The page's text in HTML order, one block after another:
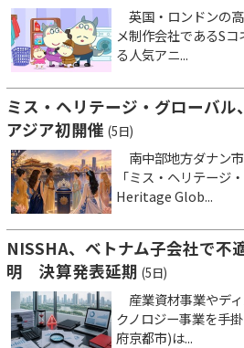
英国・ロンドンの
メ制作会社であるS
る人気アニ...
ミス・ヘリテージ・グローバル
アジア初開催 (5日)
南中部地方ダナン
「ミス・ヘリテージ
Heritage Glob...
NISSHA、ベトナム子会社で不
明 決算発表延期 (5日)
産業資材事業やデ
クノロジー事業を手
府京都市)は...